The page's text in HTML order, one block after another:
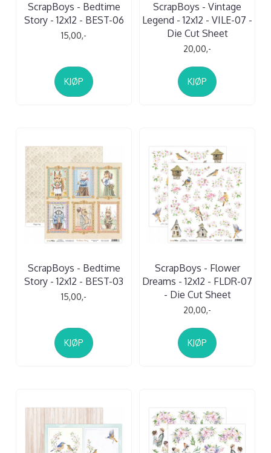
ScrapBoys - Bedtime
Story - 12x12 - BEST-06
15,00,-
KJØP
ScrapBoys - Vintage
Legend - 12x12 - VILE-07 -
Die Cut Sheet
20,00,-
KJØP
ScrapBoys - Bedtime
Story - 12x12 - BEST-03
15,00,-
KJØP
ScrapBoys - Flower
Dreams - 12x12 - FLDR-07
- Die Cut Sheet
20,00,-
KJØP